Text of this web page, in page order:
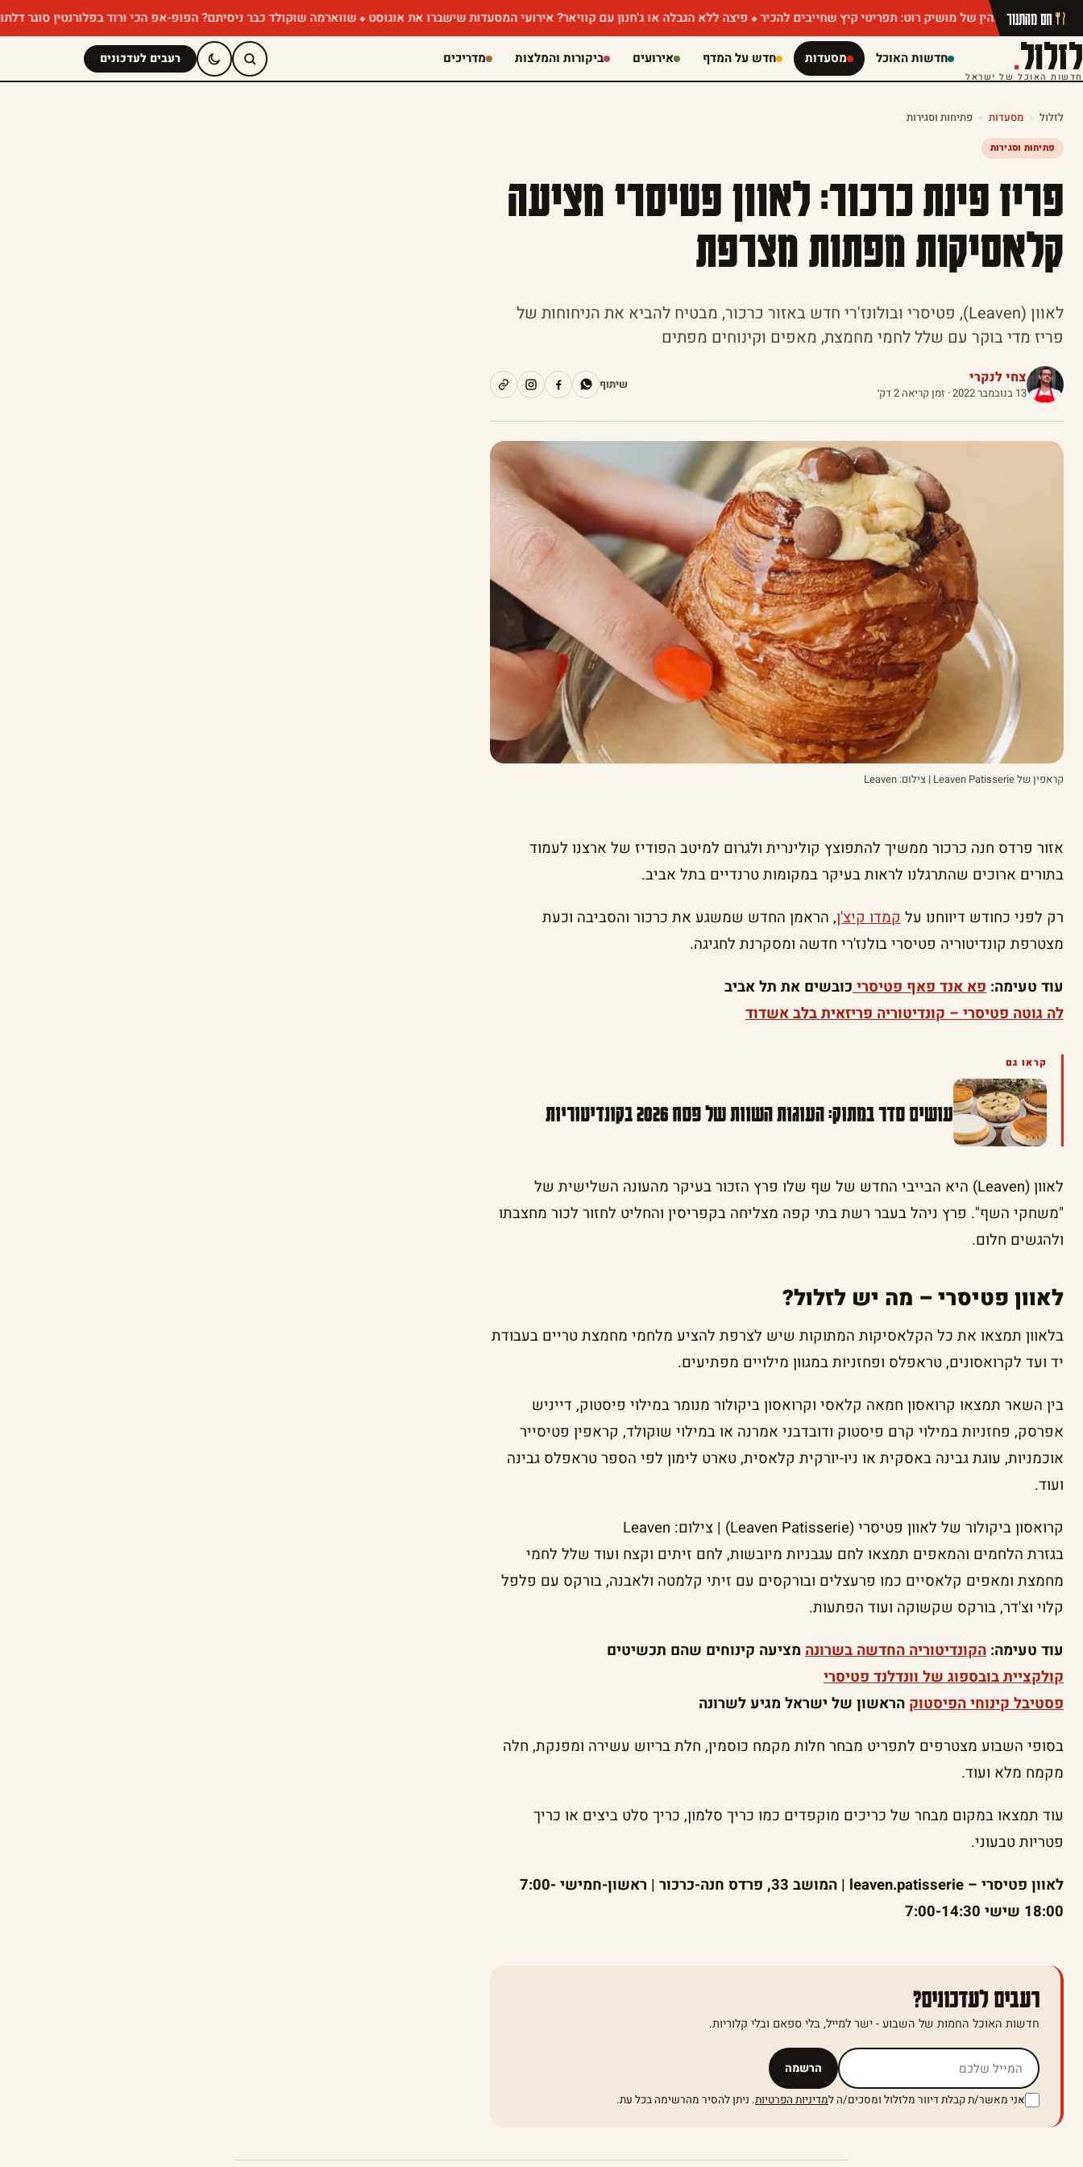
הכמהין של מושיק רוט: תפריטי קיץ שחייבים להכיר פיצה ללא הגבלה או ג'חנון עם קוויאר? אירועי המסעדות שישברו את אוגוסט שווארמה שוקולד כבר ניסיתם? הפופ-אפ הכי ורוד בפלורנטין סוגר דלתות במבה חם מהתנור
לזלול.
חדשות האוכל של ישראל
חדשות האוכל מסעדות חדש על המדף אירועים ביקורות והמלצות מדריכים רעבים לעדכונים
לזלול » מסעדות » פתיחות וסגירות
פתיחות וסגירות
פריז פינת כרכור: לאוון פטיסרי מציעה
קלאסיקות מפתות מצרפת
לאוון (Leaven), פטיסרי ובולונז'רי חדש באזור כרכור, מבטיח להביא את הניחוחות של
פריז מדי בוקר עם שלל לחמי מחמצת, מאפים וקינוחים מפתים
צחי לנקרי
13 בנובמבר 2022 · זמן קריאה 2 דק׳
שיתוף
קראפין של Leaven Patisserie | צילום: Leaven
אזור פרדס חנה כרכור ממשיך להתפוצץ קולינרית ולגרום למיטב הפודיז של ארצנו לעמוד
בתורים ארוכים שהתרגלנו לראות בעיקר במקומות טרנדיים בתל אביב.
רק לפני כחודש דיווחנו עלקמדו קיצ'ן, הראמן החדש שמשגע את כרכור והסביבה וכעת
מצטרפת קונדיטוריה פטיסרי בולנז'רי חדשה ומסקרנת לחגיגה.
עוד טעימה: פא אנד פאף פטיסריכובשים את תל אביב
לה גוטה פטיסרי – קונדיטוריה פריזאית בלב אשדוד
קראו גם
עושים סדר במתוק: העוגות השוות של פסח 2026 בקונדיטוריות
לאוון (Leaven) היא הבייבי החדש של שף שלו פרץ הזכור בעיקר מהעונה השלישית של
"משחקי השף". פרץ ניהל בעבר רשת בתי קפה מצליחה בקפריסין והחליט לחזור לכור מחצבתו
ולהגשים חלום.
לאוון פטיסרי – מה יש לזלול?
בלאוון תמצאו את כל הקלאסיקות המתוקות שיש לצרפת להציע מלחמי מחמצת טריים בעבודת
יד ועד לקרואסונים, טראפלס ופחזניות במגוון מילויים מפתיעים.
בין השאר תמצאו קרואסון חמאה קלאסי וקרואסון ביקולור מנומר במילוי פיסטוק, דייניש
אפרסק, פחזניות במילוי קרם פיסטוק ודובדבני אמרנה או במילוי שוקולד, קראפין פטיסייר
אוכמניות, עוגת גבינה באסקית או ניו-יורקית קלאסית, טארט לימון לפי הספר טראפלס גבינה
ועוד.
קרואסון ביקולור של לאוון פטיסרי (Leaven Patisserie) | צילום: Leaven
בגזרת הלחמים והמאפים תמצאו לחם עגבניות מיובשות, לחם זיתים וקצח ועוד שלל לחמי
מחמצת ומאפים קלאסיים כמו פרעצלים ובורקסים עם זיתי קלמטה ולאבנה, בורקס עם פלפל
קלוי וצ'דר, בורקס שקשוקה ועוד הפתעות.
עוד טעימה: הקונדיטוריה החדשה בשרונה מציעה קינוחים שהם תכשיטים
קולקציית בובספוג של וונדלנד פטיסרי
פסטיבל קינוחי הפיסטוק הראשון של ישראל מגיע לשרונה
בסופי השבוע מצטרפים לתפריט מבחר חלות מקמח כוסמין, חלת בריוש עשירה ומפנקת, חלה
מקמח מלא ועוד.
עוד תמצאו במקום מבחר של כריכים מוקפדים כמו כריך סלמון, כריך סלט ביצים או כריך
פטריות טבעוני.
לאוון פטיסרי – leaven.patisserie | המושב 33, פרדס חנה-כרכור | ראשון-חמישי 7:00-
18:00 שישי 7:00-14:30
רעבים לעדכונים?
חדשות האוכל החמות של השבוע - ישר למייל, בלי ספאם ובלי קלוריות.
הרשמה אל תמלאו שדה זה
אני מאשר/ת קבלת דיוור מלזלול ומסכים/ה למדיניות הפרטיות. ניתן להסיר מהרשימה בכל עת.